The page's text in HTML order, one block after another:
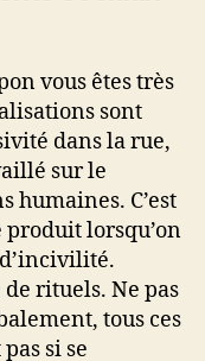
vous êtes très
sont
dans la rue,
sur le
humaines. C’est
lorsqu’on
rituels. Ne pas
tous ces
si se